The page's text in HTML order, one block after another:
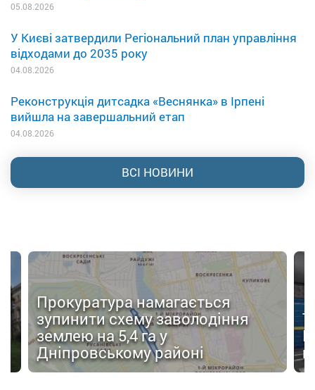
05.08.2026
У Києві затвердили Регіональний план управління
відходами до 2035 року
04.08.2026
Реконструкція дитсадка «Веснянка» в Ірпені
вийшла на завершальний етап
04.08.2026
ВСІ НОВИНИ
Прокуратура намагається
зупинити схему заволодіння
землею на 5,4 га у
Дніпровському районі